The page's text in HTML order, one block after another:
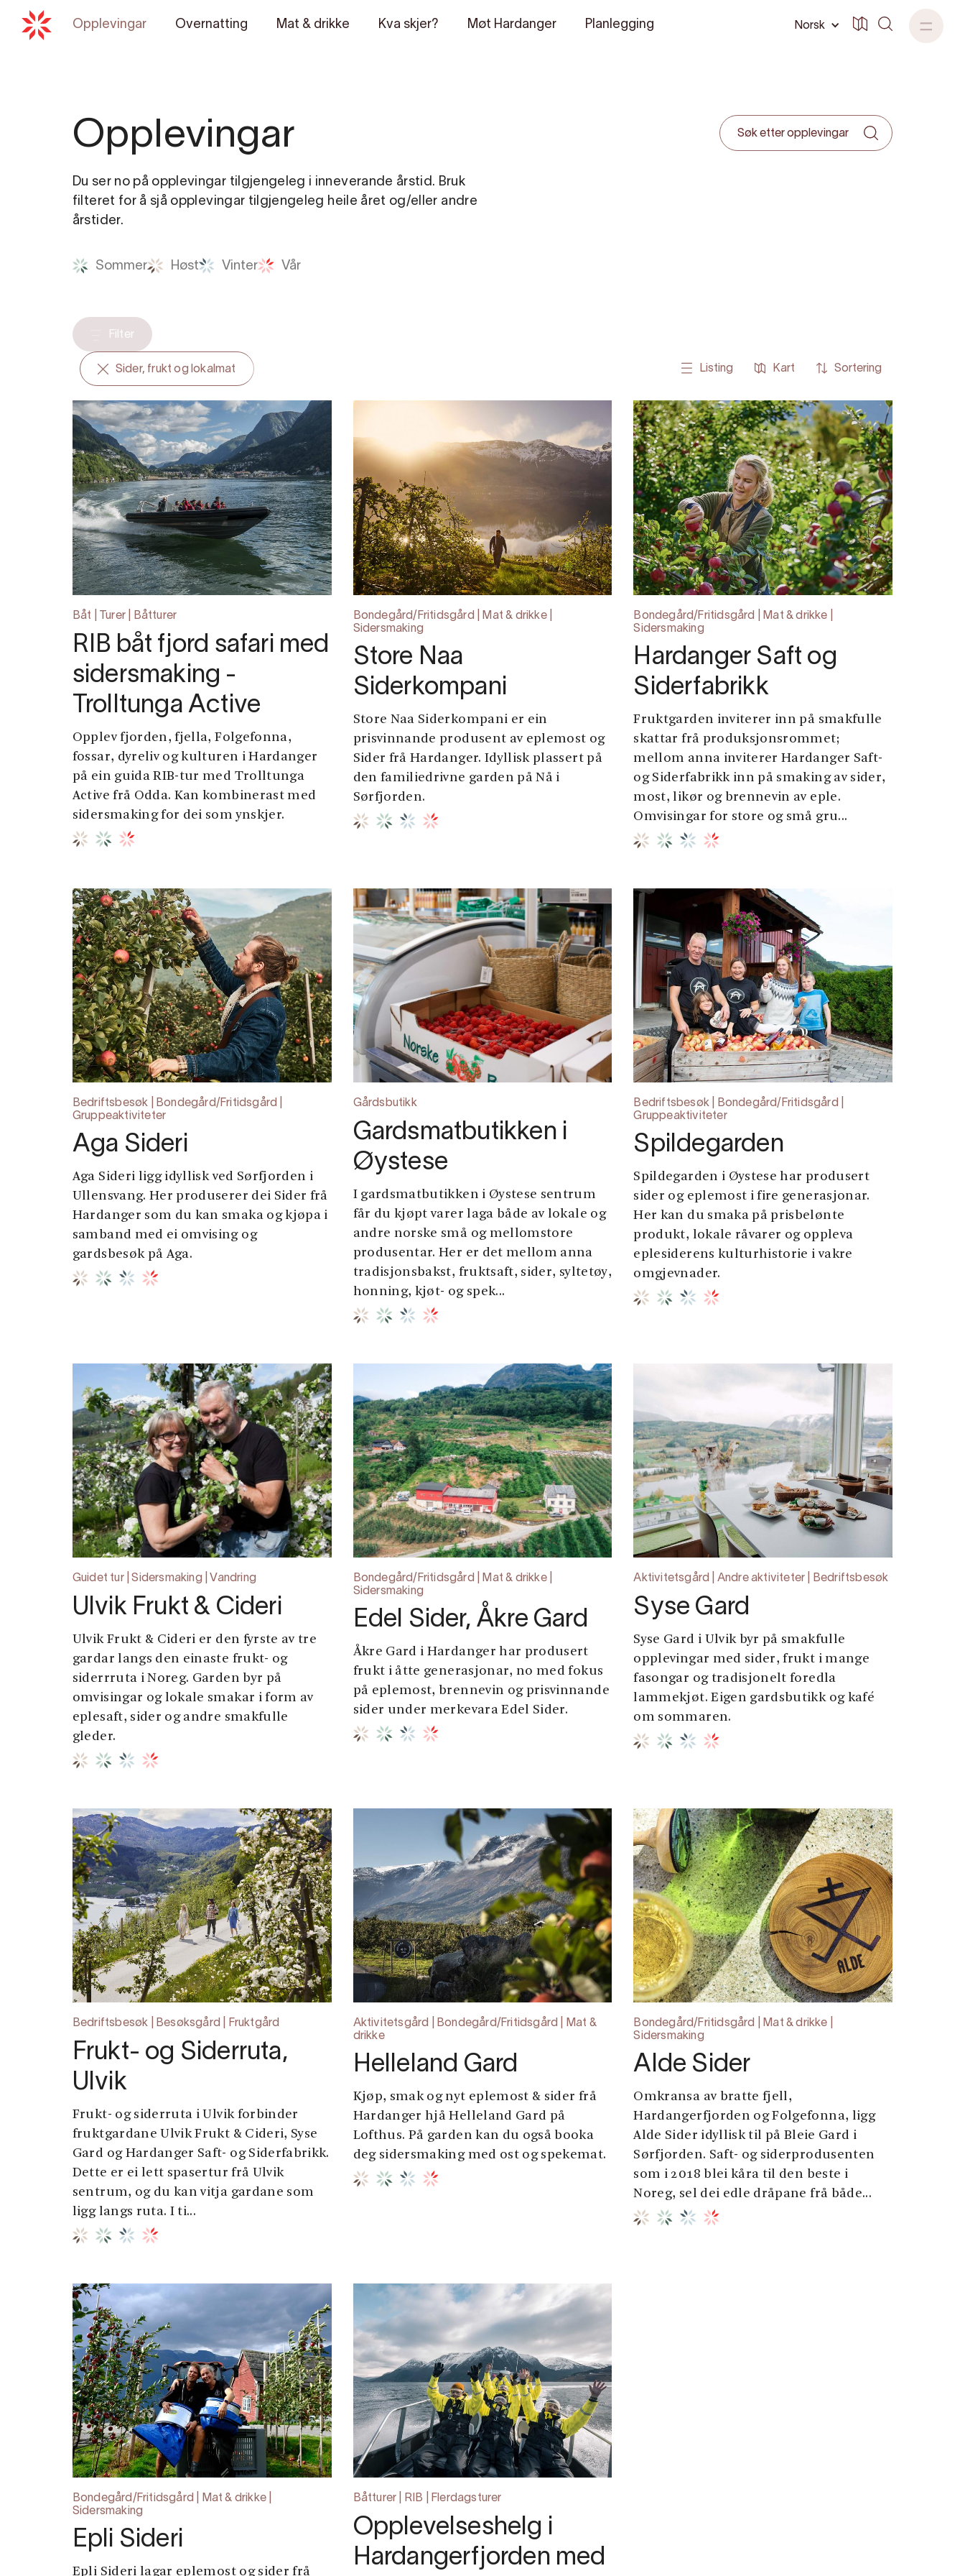
Norsk
Opplevingar Overnatting Mat & drikke Kva skjer? Møt Hardanger Planlegging
Opplevingar
Du ser no på opplevingar tilgjengeleg i inneverande årstid. Bruk
filteret for å sjå opplevingar tilgjengeleg heile året og/eller andre
årstider.
Sommer Høst Vinter Vår
Filter
Sider, frukt og lokalmat Listing Kart Sortering
Båt | Turer | Båtturer
RIB båt fjord safari med
sidersmaking -
Trolltunga Active
Opplev fjorden, fjella, Folgefonna,
fossar, dyreliv og kulturen i Hardanger
på ein guida RIB-tur med Trolltunga
Active frå Odda. Kan kombinerast med
sidersmaking for dei som ynskjer.
Bondegård/Fritidsgård | Mat & drikke |
Sidersmaking
Store Naa
Siderkompani
Store Naa Siderkompani er ein
prisvinnande produsent av eplemost og
Sider frå Hardanger. Idyllisk plassert på
den familiedrivne garden på Nå i
Sørfjorden.
Bondegård/Fritidsgård | Mat & drikke |
Sidersmaking
Hardanger Saft og
Siderfabrikk
Fruktgarden inviterer inn på smakfulle
skattar frå produksjonsrommet;
mellom anna inviterer Hardanger Saft-
og Siderfabrikk inn på smaking av sider,
most, likør og brennevin av eple.
Omvisingar for store og små gru...
Bedriftsbesøk | Bondegård/Fritidsgård |
Gruppeaktiviteter
Aga Sideri
Aga Sideri ligg idyllisk ved Sørfjorden i
Ullensvang. Her produserer dei Sider frå
Hardanger som du kan smaka og kjøpa i
samband med ei omvising og
gardsbesøk på Aga.
Gårdsbutikk
Gardsmatbutikken i
Øystese
I gardsmatbutikken i Øystese sentrum
får du kjøpt varer laga både av lokale og
andre norske små og mellomstore
produsentar. Her er det mellom anna
tradisjonsbakst, fruktsaft, sider, syltetøy,
honning, kjøt- og spek...
Bedriftsbesøk | Bondegård/Fritidsgård |
Gruppeaktiviteter
Spildegarden
Spildegarden i Øystese har produsert
sider og eplemost i fire generasjonar.
Her kan du smaka på prisbelønte
produkt, lokale råvarer og oppleva
eplesiderens kulturhistorie i vakre
omgjevnader.
Guidet tur | Sidersmaking | Vandring
Ulvik Frukt & Cideri
Ulvik Frukt & Cideri er den fyrste av tre
gardar langs den einaste frukt- og
siderrruta i Noreg. Garden byr på
omvisingar og lokale smakar i form av
eplesaft, sider og andre smakfulle
gleder.
Bondegård/Fritidsgård | Mat & drikke |
Sidersmaking
Edel Sider, Åkre Gard
Åkre Gard i Hardanger har produsert
frukt i åtte generasjonar, no med fokus
på eplemost, brennevin og prisvinnande
sider under merkevara Edel Sider.
Aktivitetsgård | Andre aktiviteter | Bedriftsbesøk
Syse Gard
Syse Gard i Ulvik byr på smakfulle
opplevingar med sider, frukt i mange
fasongar og tradisjonelt foredla
lammekjøt. Eigen gardsbutikk og kafé
om sommaren.
Bedriftsbesøk | Besøksgård | Fruktgård
Frukt- og Siderruta,
Ulvik
Frukt- og siderruta i Ulvik forbinder
fruktgardane Ulvik Frukt & Cideri, Syse
Gard og Hardanger Saft- og Siderfabrikk.
Dette er ei lett spasertur frå Ulvik
sentrum, og du kan vitja gardane som
ligg langs ruta. I ti...
Aktivitetsgård | Bondegård/Fritidsgård | Mat &
drikke
Helleland Gard
Kjøp, smak og nyt eplemost & sider frå
Hardanger hjå Helleland Gard på
Lofthus. På garden kan du også booka
deg sidersmaking med ost og spekemat.
Bondegård/Fritidsgård | Mat & drikke |
Sidersmaking
Alde Sider
Omkransa av bratte fjell,
Hardangerfjorden og Folgefonna, ligg
Alde Sider idyllisk til på Bleie Gard i
Sørfjorden. Saft- og siderprodusenten
som i 2018 blei kåra til den beste i
Noreg, sel dei edle dråpane frå både...
Bondegård/Fritidsgård | Mat & drikke |
Sidersmaking
Epli Sideri
Epli Sideri lagar eplemost og sider frå
Båtturer | RIB | Flerdagsturer
Opplevelseshelg i
Hardangerfjorden med